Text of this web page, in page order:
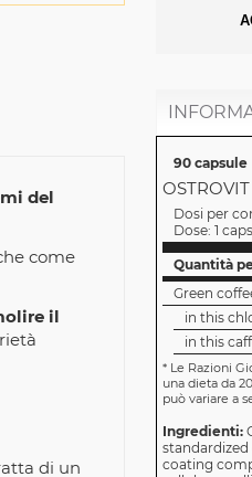
del
come
il
di un
90 capsule
OSTROVIT
Dosi per
Dose: 1
Quantità
Green
in this
in this
*Le Razioni
una dieta da
può variare a
Ingredienti:
standardized
coating